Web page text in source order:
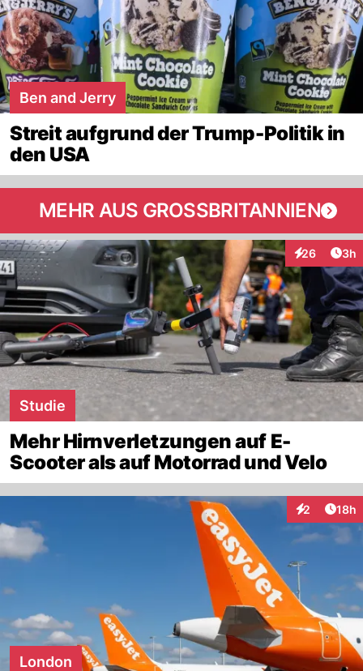
Ben and Jerry
Streit aufgrund der Trump-Politik in
den USA
MEHR AUS GROSSBRITANNIEN
26
Interaktionen
3h
Studie
Mehr Hirnverletzungen auf E-
Scooter als auf Motorrad und Velo
2
Interaktionen
18h
London